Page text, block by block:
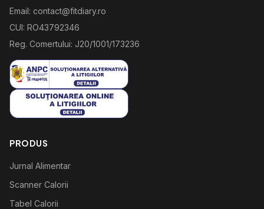
Email: contact@fitdiary.ro
CUI: RO43792346
Reg. Comertului: J20/1001/173236
PRODUS
Jurnal Alimentar
Scanner Calorii
Tabel Calorii